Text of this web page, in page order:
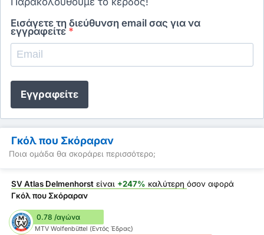
Εισάγετε τη διεύθυνση email σας για να
εγγραφείτε *
Εγγραφείτε
Γκόλ που Σκόραραν
Ποια ομάδα θα σκοράρει περισσότερο;
SV Atlas Delmenhorst είναι +247% καλύτερη όσον αφορά
Γκόλ που Σκόραραν
0.78 /αγώνα
MTV Wolfenbüttel (Εντός Έδρας)